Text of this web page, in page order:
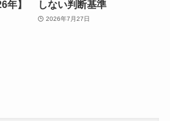
年】 しない判断基準
2026年7月27日